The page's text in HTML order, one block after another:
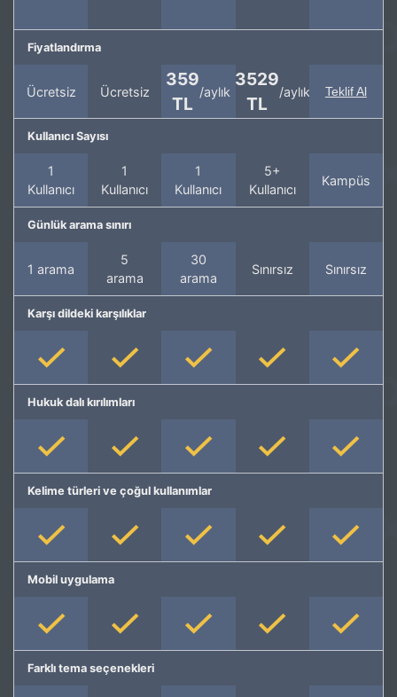
Fiyatlandırma
Ücretsiz Ücretsiz
359
TL
/aylık
3529
TL
/aylık Teklif Al
Kullanıcı Sayısı
1
Kullanıcı
1
Kullanıcı
1
Kullanıcı
5+
Kullanıcı
Kampüs
Günlük arama sınırı
1 arama
5
arama
30
arama
Sınırsız Sınırsız
Karşı dildeki karşılıklar
Hukuk dalı kırılımları
Kelime türleri ve çoğul kullanımlar
Mobil uygulama
Farklı tema seçenekleri